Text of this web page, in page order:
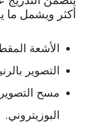
أكثر ويشمل ما
الأشعة
التصوير
مسح
البوزيتروني.